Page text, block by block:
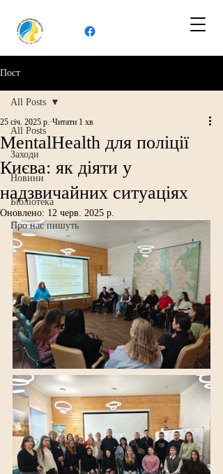
Пост
All Posts
Заходи
Новини
Бібліотека
Про нас пишуть
All Posts
MentalHealth для поліції
Києва: як діяти у
надзвичайних ситуаціях
25 січ. 2025 р. Читати 1 хв
Оновлено: 12 черв. 2025 р.